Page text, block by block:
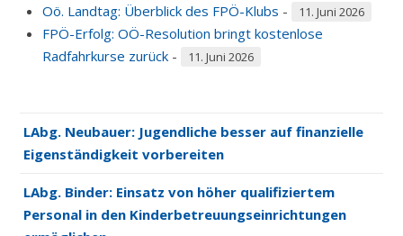
Oö. Landtag: Überblick des FPÖ-Klubs - 11. Juni 2026
FPÖ-Erfolg: OÖ-Resolution bringt kostenlose
Radfahrkurse zurück - 11. Juni 2026
LAbg. Neubauer: Jugendliche besser auf finanzielle
Eigenständigkeit vorbereiten
LAbg. Binder: Einsatz von höher qualifiziertem
Personal in den Kinderbetreuungseinrichtungen